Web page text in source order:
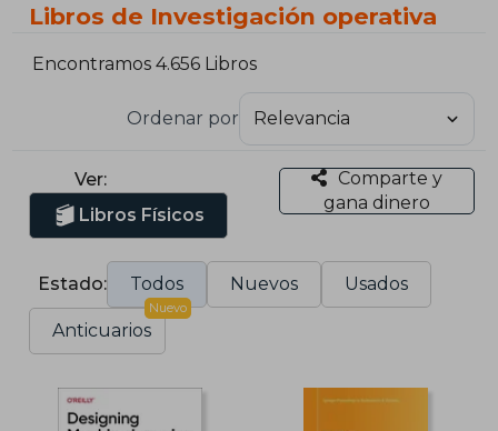
Libros de Investigación operativa
Encontramos 4.656 Libros
Ordenar por
Ver:
Libros Físicos
Comparte y
gana dinero
Estado: Todos Nuevos Usados
Anticuarios
Nuevo